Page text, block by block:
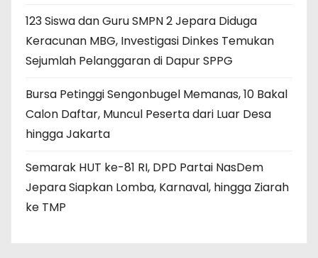
123 Siswa dan Guru SMPN 2 Jepara Diduga
Keracunan MBG, Investigasi Dinkes Temukan
Sejumlah Pelanggaran di Dapur SPPG
Bursa Petinggi Sengonbugel Memanas, 10 Bakal
Calon Daftar, Muncul Peserta dari Luar Desa
hingga Jakarta
Semarak HUT ke-81 RI, DPD Partai NasDem
Jepara Siapkan Lomba, Karnaval, hingga Ziarah
ke TMP